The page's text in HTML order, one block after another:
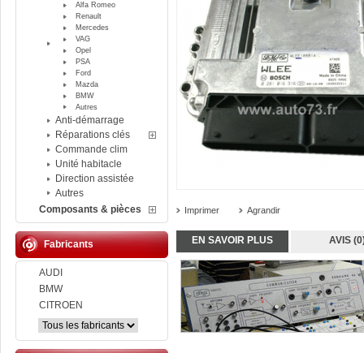
Alfa Romeo
Renault
Mercedes
VAG
Opel
PSA
Ford
Mazda
BMW
Autres
Anti-démarrage
Réparations clés
Commande clim
Unité habitacle
Direction assistée
Autres
Composants & pièces
Fabricants
AUDI
BMW
CITROEN
Imprimer Agrandir
EN SAVOIR PLUS AVIS